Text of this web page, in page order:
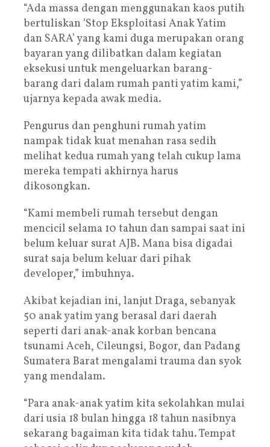
“Ada massa dengan menggunakan kaos putih
bertuliskan ‘Stop Eksploitasi Anak Yatim
dan SARA’ yang kami duga merupakan orang
bayaran yang dilibatkan dalam kegiatan
eksekusi untuk mengeluarkan barang-
barang dari dalam rumah panti yatim kami,”
ujarnya kepada awak media.
Pengurus dan penghuni rumah yatim
nampak tidak kuat menahan rasa sedih
melihat kedua rumah yang telah cukup lama
mereka tempati akhirnya harus
dikosongkan.
“Kami membeli rumah tersebut dengan
mencicil selama 10 tahun dan sampai saat ini
belum keluar surat AJB. Mana bisa digadai
surat saja belum keluar dari pihak
developer,” imbuhnya.
Akibat kejadian ini, lanjut Draga, sebanyak
50 anak yatim yang berasal dari daerah
seperti dari anak-anak korban bencana
tsunami Aceh, Cileungsi, Bogor, dan Padang
Sumatera Barat mengalami trauma dan syok
yang mendalam.
“Para anak-anak yatim kita sekolahkan mulai
dari usia 18 bulan hingga 18 tahun nasibnya
sekarang bagaiman kita tidak tahu. Tempat